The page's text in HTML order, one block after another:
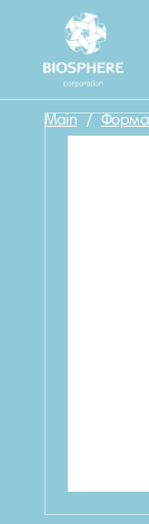
Main / Форма
Назад